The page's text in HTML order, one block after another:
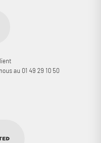
au 01 49 29 10 50
à l'élément 1
à l'élément 2
à l'élément 3